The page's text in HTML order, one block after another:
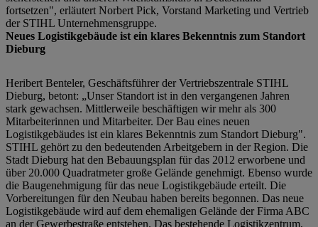
fortsetzen", erläutert Norbert Pick, Vorstand Marketing und Vertrieb
der STIHL Unternehmensgruppe.
Neues Logistikgebäude ist ein klares Bekenntnis zum Standort
Dieburg
Heribert Benteler, Geschäftsführer der Vertriebszentrale STIHL
Dieburg, betont: „Unser Standort ist in den vergangenen Jahren
stark gewachsen. Mittlerweile beschäftigen wir mehr als 300
Mitarbeiterinnen und Mitarbeiter. Der Bau eines neuen
Logistikgebäudes ist ein klares Bekenntnis zum Standort Dieburg".
STIHL gehört zu den bedeutenden Arbeitgebern in der Region. Die
Stadt Dieburg hat den Bebauungsplan für das 2012 erworbene und
über 20.000 Quadratmeter große Gelände genehmigt. Ebenso wurde
die Baugenehmigung für das neue Logistikgebäude erteilt. Die
Vorbereitungen für den Neubau haben bereits begonnen. Das neue
Logistikgebäude wird auf dem ehemaligen Gelände der Firma ABC
an der Gewerbestraße entstehen. Das bestehende Logistikzentrum,